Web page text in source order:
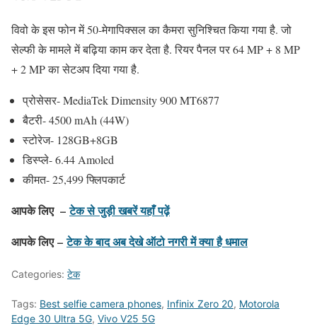
विवो के इस फोन में 50-मेगापिक्सल का कैमरा सुनिश्चित किया गया है. जो
सेल्फी के मामले में बढ़िया काम कर देता है. रियर पैनल पर 64 MP + 8 MP
+ 2 MP का सेटअप दिया गया है.
प्रोसेसर- MediaTek Dimensity 900 MT6877
बैटरी- 4500 mAh (44W)
स्टोरेज- 128GB+8GB
डिस्प्ले- 6.44 Amoled
कीमत- 25,499 फ्लिपकार्ट
आपके लिए –टेक से जुड़ी खबरें यहाँ पढ़ें
आपके लिए – टेक के बाद अब देखे ऑटो नगरी में क्या है धमाल
Categories: टेक
Tags: Best selfie camera phones, Infinix Zero 20, Motorola
Edge 30 Ultra 5G, Vivo V25 5G